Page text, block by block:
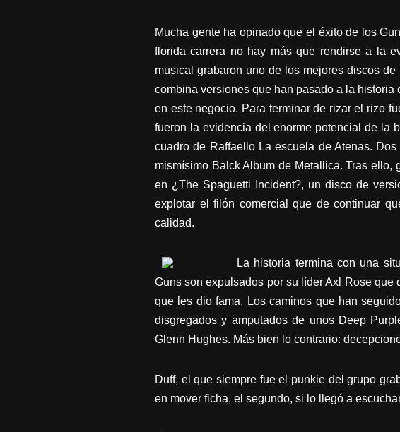
Mucha gente ha opinado que el éxito de los
florida carrera no hay más que rendirse a la
musical grabaron uno de los mejores discos
combina versiones que han pasado a la
en este negocio. Para terminar de rizar el rizo
fueron la evidencia del enorme potencial de la
cuadro de Raffaello La escuela de Atenas.
mismísimo Balck Album de Metallica. Tras
en ¿The Spaguetti Incident?, un disco de
explotar el filón comercial que de continuar
calidad.
La historia termina con una
Guns son expulsados por su líder Axl Rose
que les dio fama. Los caminos que han
disgregados y amputados de unos Deep
Glenn Hughes. Más bien lo contrario:
Duff, el que siempre fue el punkie del grupo
en mover ficha, el segundo, si lo llegó a